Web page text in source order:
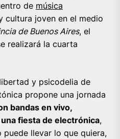
de música
cultura joven en el medio
de Buenos Aires, el
realizará la cuarta
y psicodelia de
propone una jornada
bandas en vivo,
fiesta de electrónica,
llevar lo que quiera,